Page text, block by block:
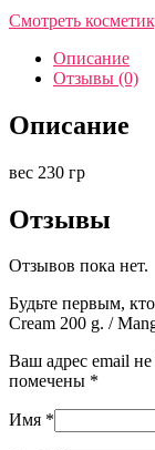
Смотреть
Описание
Отзывы (0)
Описание
вес 230 гр
Отзывы
Отзывов пока нет.
Будьте первым,
Cream 200 g. /
Ваш адрес email не
помечены *
Имя *